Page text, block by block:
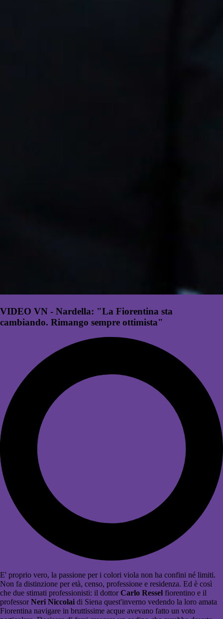
VIDEO VN - Nardella: "La Fiorentina sta
cambiando. Rimango sempre ottimista"
E' proprio vero, la passione per i colori viola non ha confini né limiti.
Non fa distinzione per età, censo, professione e residenza. Ed è così
che due stimati professionisti: il dottorCarlo Ressel fiorentino e il
professorNeri Niccolai di Siena quest'inverno vedendo la loro amata
Fiorentina navigare in bruttissime acque avevano fatto un voto